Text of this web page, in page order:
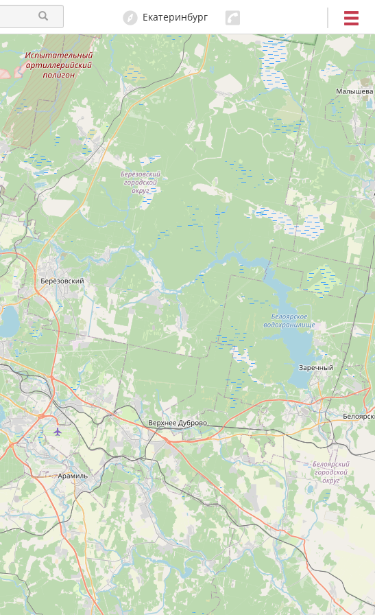
Екатеринбург